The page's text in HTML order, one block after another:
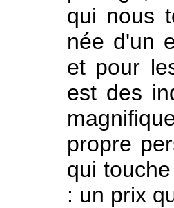
qui nous
née d'un
et pour
est des
propre
qui
: un prix